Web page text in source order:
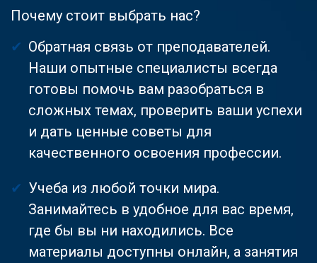
Почему стоит выбрать нас?
Обратная связь от преподавателей.
Наши опытные специалисты всегда
готовы помочь вам разобраться в
сложных темах, проверить ваши успехи
и дать ценные советы для
качественного освоения профессии.
Учеба из любой точки мира.
Занимайтесь в удобное для вас время,
где бы вы ни находились. Все
материалы доступны онлайн, а занятия